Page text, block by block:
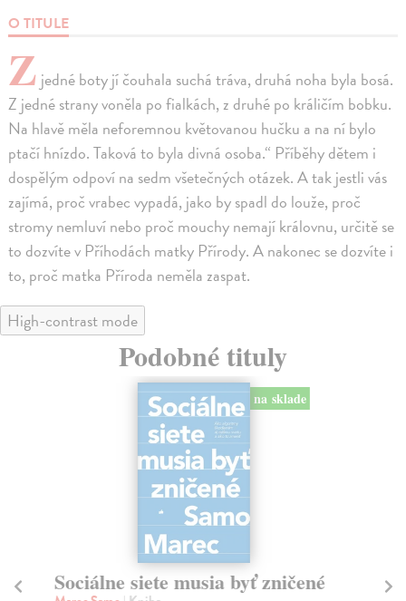
O TITULE
Z jedné boty jí čouhala suchá tráva, druhá noha byla bosá.
Z jedné strany voněla po fialkách, z druhé po králičím bobku.
Na hlavě měla neforemnou květovanou hučku a na ní bylo
ptačí hnízdo. Taková to byla divná osoba.“ Příběhy dětem i
dospělým odpoví na sedm všetečných otázek. A tak jestli vás
zajímá, proč vrabec vypadá, jako by spadl do louže, proč
stromy nemluví nebo proč mouchy nemají královnu, určitě se
to dozvíte v Příhodách matky Přírody. A nakonec se dozvíte i
to, proč matka Příroda neměla zaspat.
High-contrast mode
Podobné tituly
na sklade
Sociálne siete musia byť zničené